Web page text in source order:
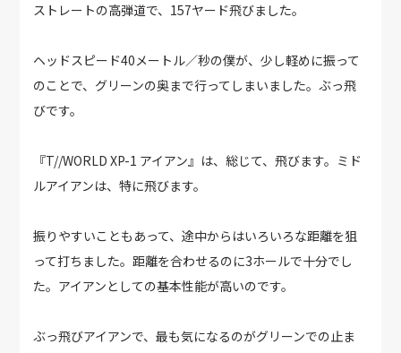
ストレートの高弾道で、157ヤード飛びました。
ヘッドスピード40メートル／秒の僕が、少し軽めに振って
のことで、グリーンの奥まで行ってしまいました。ぶっ飛
びです。
『T//WORLD XP-1 アイアン』は、総じて、飛びます。ミド
ルアイアンは、特に飛びます。
振りやすいこともあって、途中からはいろいろな距離を狙
って打ちました。距離を合わせるのに3ホールで十分でし
た。アイアンとしての基本性能が高いのです。
ぶっ飛びアイアンで、最も気になるのがグリーンでの止ま